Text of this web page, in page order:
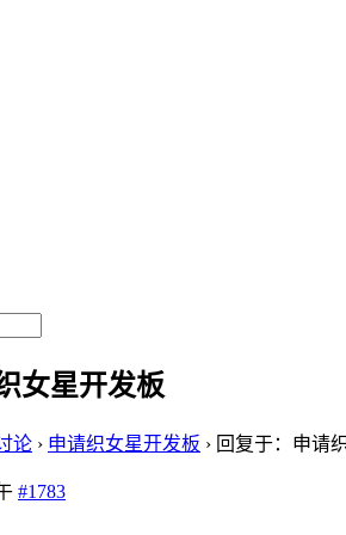
女星开发板
论 › 申请织女星开发板 › 回复于：申请
#1783